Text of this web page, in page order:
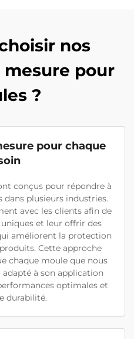
nos
pour
?
pour chaque
conçus pour répondre à
dans plusieurs industries.
avec les clients afin de
et leur offrir des
améliorent la protection
Cette approche
chaque moule que nous
à son application
optimales et
durabilité.